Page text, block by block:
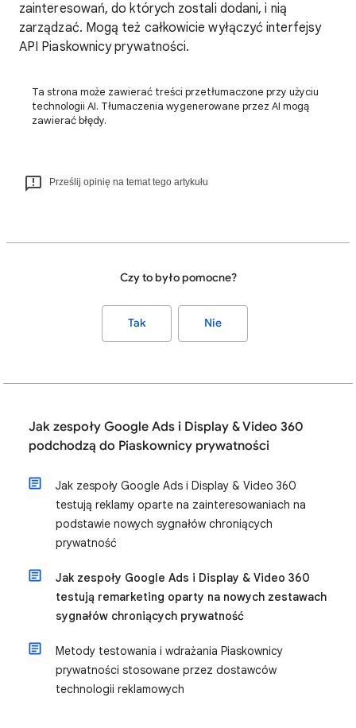
zainteresowań, do których zostali dodani, i nią
zarządzać. Mogą też całkowicie wyłączyć interfejsy
API Piaskownicy prywatności.
Ta strona może zawierać treści przetłumaczone przy użyciu
technologii AI. Tłumaczenia wygenerowane przez AI mogą
zawierać błędy.
Prześlij opinię na temat tego artykułu
Czy to było pomocne?
Tak Nie
Jak zespoły Google Ads i Display & Video 360
podchodzą do Piaskownicy prywatności
Jak zespoły Google Ads i Display & Video 360
testują reklamy oparte na zainteresowaniach na
podstawie nowych sygnałów chroniących
prywatność
Jak zespoły Google Ads i Display & Video 360
testują remarketing oparty na nowych zestawach
sygnałów chroniących prywatność
Metody testowania i wdrażania Piaskownicy
prywatności stosowane przez dostawców
technologii reklamowych